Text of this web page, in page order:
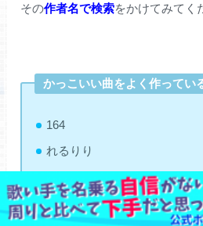
その作者名で検索をかけてみてく
かっこいい曲をよく作ってい
164
れるりり
スズム